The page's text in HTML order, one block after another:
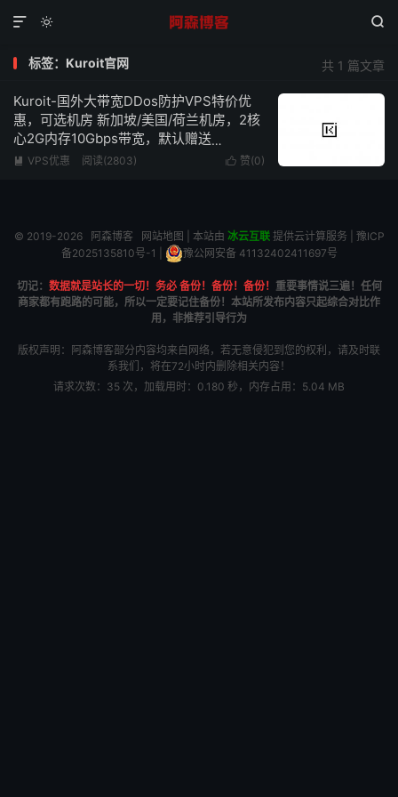
 

共 1 篇文章
标签：Kuroit官网
Kuroit-国外大带宽DDos防护VPS特价优
惠，可选机房 新加坡/美国/荷兰机房，2核
心2G内存10Gbps带宽，默认赠送
160Gbps+ DDOS防护，低至$3/月
 赞(0)
 VPS优惠 阅读(2803)
© 2019-2026 阿森博客 网站地图 | 本站由 冰云互联提供云计算服务 | 豫ICP
备2025135810号-1
豫公网安备 41132402411697号
切记： 数据就是站长的一切！务必 备份！备份！备份！ 重要事情说三遍！任何
商家都有跑路的可能，所以一定要记住备份！本站所发布内容只起综合对比作
用，非推荐引导行为
版权声明：阿森博客部分内容均来自网络，若无意侵犯到您的权利，请及时联
系我们，将在72小时内删除相关内容！
请求次数：35 次，加载用时：0.180 秒，内存占用：5.04 MB